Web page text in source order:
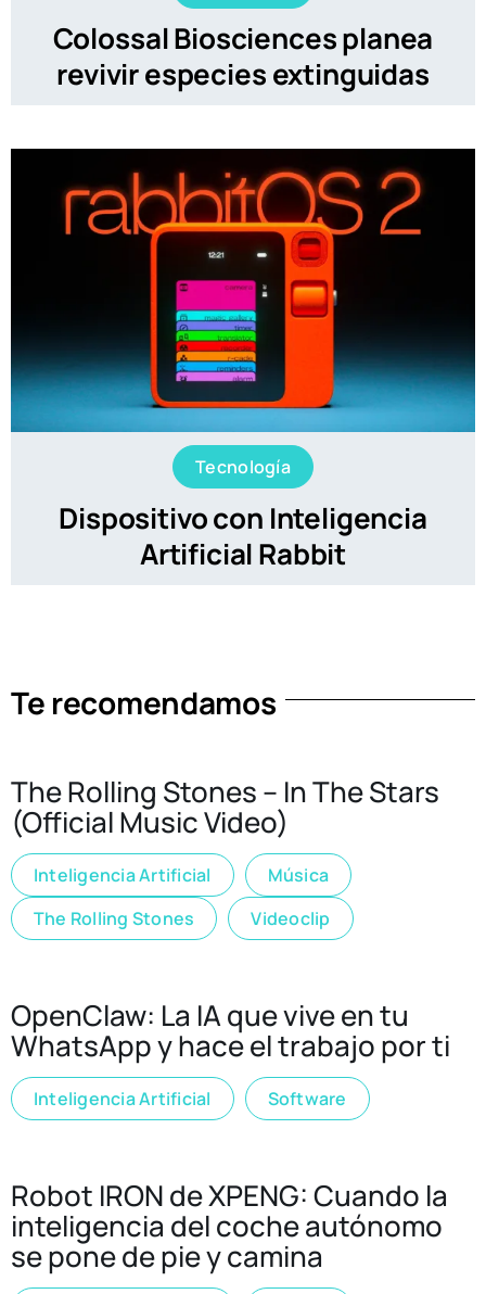
Colossal Biosciences planea
revivir especies extinguidas
Tecnología
Dispositivo con Inteligencia
Artificial Rabbit
Te recomendamos
The Rolling Stones – In The Stars
(Official Music Video)
Inteligencia Artificial
Música
The Rolling Stones
Videoclip
OpenClaw: La IA que vive en tu
WhatsApp y hace el trabajo por ti
Inteligencia Artificial Software
Robot IRON de XPENG: Cuando la
inteligencia del coche autónomo
se pone de pie y camina